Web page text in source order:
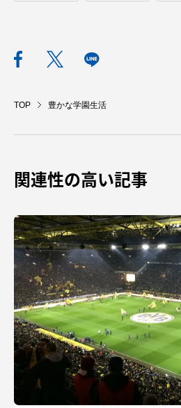
TOP 豊かな学園生活
関連性の高い記事